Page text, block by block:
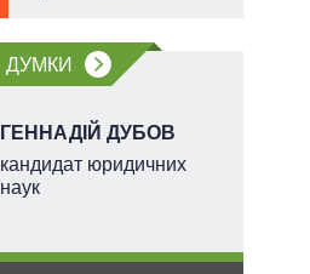
ДУМКИ
ГЕННАДІЙ ДУБОВ
кандидат юридичних
наук